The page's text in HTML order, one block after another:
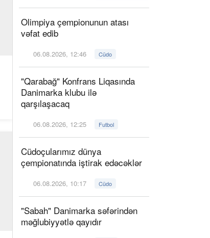
Olimpiya çempionunun atası
vəfat edib
06.08.2026, 12:46 Cüdo
"Qarabağ" Konfrans Liqasında
Danimarka klubu ilə
qarşılaşacaq
06.08.2026, 12:25 Futbol
Cüdoçularımız dünya
çempionatında iştirak edəcəklər
06.08.2026, 10:17 Cüdo
"Sabah" Danimarka səfərindən
məğlubiyyətlə qayıdır